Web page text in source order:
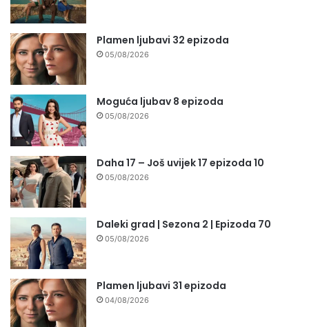
Plamen ljubavi 32 epizoda
05/08/2026
Moguća ljubav 8 epizoda
05/08/2026
Daha 17 – Još uvijek 17 epizoda 10
05/08/2026
Daleki grad | Sezona 2 | Epizoda 70
05/08/2026
Plamen ljubavi 31 epizoda
04/08/2026